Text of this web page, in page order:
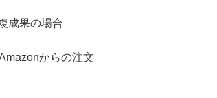
成果の場合
からの注文